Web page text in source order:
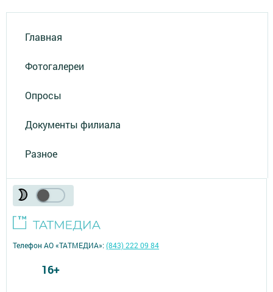
Главная
Фотогалереи
Опросы
Документы филиала
Разное
Телефон АО «ТАТМЕДИА»:(843) 222 09 84
16+